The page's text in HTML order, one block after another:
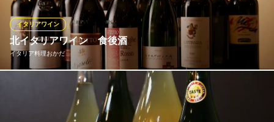
はなかなか飲むことのできない贅沢な一杯をお楽しみください。
グラスワインも季節に合わせて約1カ月ほどで入れ替えておりま
す。
Tharros（タロス）
イタリア料理とワイン
京王井の頭線渋谷駅 徒歩2分
東京都渋谷区道玄坂1-5-2 渋谷SEDEビル1F
北イタリアワイン 食後酒
イタリア料理おかだ
イタリアワイン
ワインは北イタリア産中心 Barolo、Barbaresco、Barbera、Dol
cetto等選りすぐりの土着ワインをご用意してます。グラッパ等食
後酒もいろいろご用意してます。